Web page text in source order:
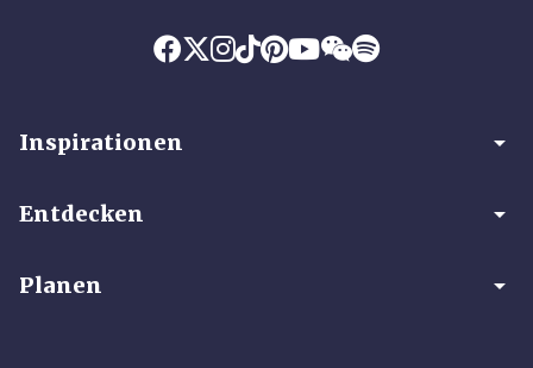
Inspirationen arrow_drop_down
Entdecken arrow_drop_down
Planen arrow_drop_down